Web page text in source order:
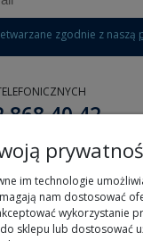
zgodnie z naszą
868 40 42
im technologie
nam dostosować
wykorzystanie
sklepu lub dostosować